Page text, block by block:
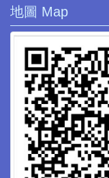
地圖 Map